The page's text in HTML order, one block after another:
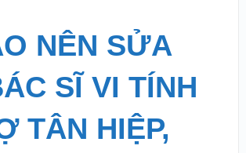
NÊN SỬA
SĨ VI TÍNH
TÂN HIỆP,